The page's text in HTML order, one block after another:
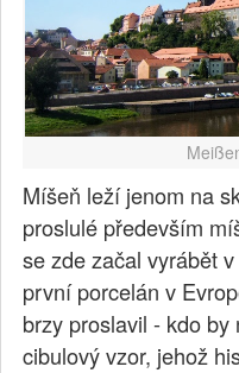
Míšeň leží jenom na
proslulé především
se zde začal vyrábět
první porcelán v
brzy proslavil - kdo
cibulový vzor, jehož